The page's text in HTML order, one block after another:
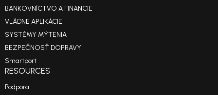
BANKOVNÍCTVO A FINANCIE
VLÁDNE APLIKÁCIE
SYSTÉMY MÝTENIA
BEZPEČNOSŤ DOPRAVY
Smartport
RESOURCES
Podpora